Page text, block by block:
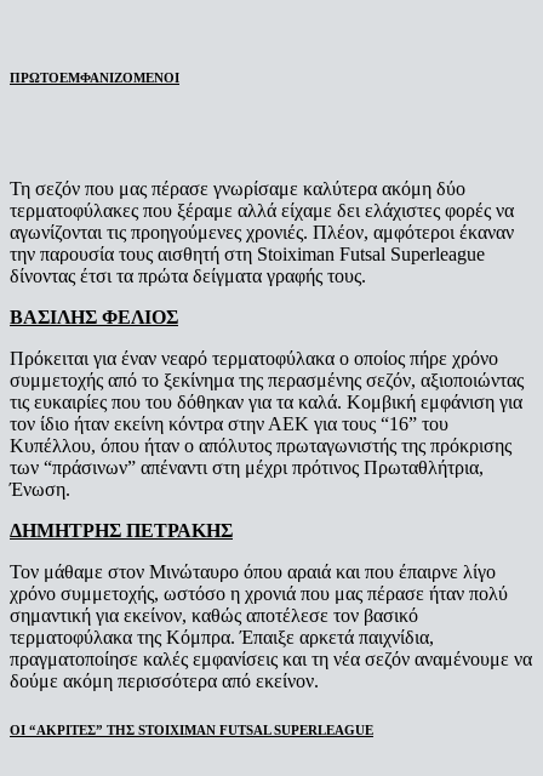
ΠΡΩΤΟΕΜΦΑΝΙΖΟΜΕΝΟΙ
Τη σεζόν που μας πέρασε γνωρίσαμε καλύτερα ακόμη δύο
τερματοφύλακες που ξέραμε αλλά είχαμε δει ελάχιστες φορές να
αγωνίζονται τις προηγούμενες χρονιές. Πλέον, αμφότεροι έκαναν
την παρουσία τους αισθητή στη Stoiximan Futsal Superleague
δίνοντας έτσι τα πρώτα δείγματα γραφής τους.
ΒΑΣΙΛΗΣ ΦΕΛΙΟΣ
Πρόκειται για έναν νεαρό τερματοφύλακα ο οποίος πήρε χρόνο
συμμετοχής από το ξεκίνημα της περασμένης σεζόν, αξιοποιώντας
τις ευκαιρίες που του δόθηκαν για τα καλά. Κομβική εμφάνιση για
τον ίδιο ήταν εκείνη κόντρα στην ΑΕΚ για τους “16” του
Κυπέλλου, όπου ήταν ο απόλυτος πρωταγωνιστής της πρόκρισης
των “πράσινων” απέναντι στη μέχρι πρότινος Πρωταθλήτρια,
Ένωση.
ΔΗΜΗΤΡΗΣ ΠΕΤΡΑΚΗΣ
Τον μάθαμε στον Μινώταυρο όπου αραιά και που έπαιρνε λίγο
χρόνο συμμετοχής, ωστόσο η χρονιά που μας πέρασε ήταν πολύ
σημαντική για εκείνον, καθώς αποτέλεσε τον βασικό
τερματοφύλακα της Κόμπρα. Έπαιξε αρκετά παιχνίδια,
πραγματοποίησε καλές εμφανίσεις και τη νέα σεζόν αναμένουμε να
δούμε ακόμη περισσότερα από εκείνον.
ΟΙ “ΑΚΡΙΤΕΣ” ΤΗΣ STOIXIMAN FUTSAL SUPERLEAGUE